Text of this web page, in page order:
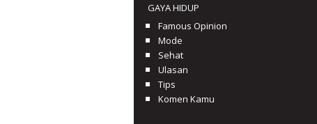
GAYA HIDUP
Famous Opinion
Mode
Sehat
Ulasan
Tips
Komen Kamu